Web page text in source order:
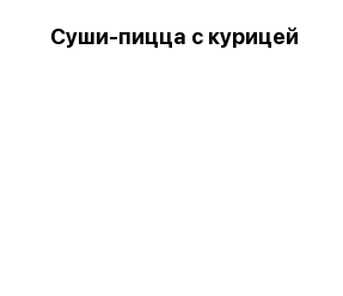
Суши-пицца с курицей